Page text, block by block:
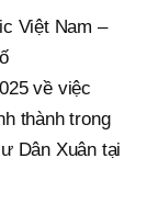
Việt Nam –
về việc
thành trong
Dân Xuân tại